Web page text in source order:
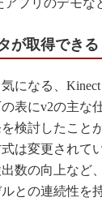
プリのデモな
が取得できる
になる、Kinect
表にv2の主な
検討したこと
は変更されて
数の向上など
との連続性を